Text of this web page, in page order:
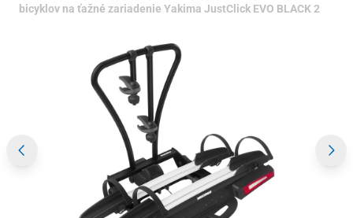
bicyklov na ťažné zariadenie Yakima JustClick EVO BLACK 2